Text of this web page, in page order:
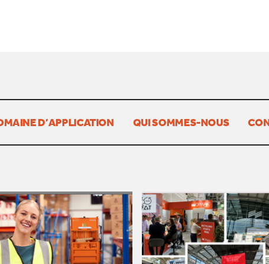
D’APPLICATION QUI SOMMES-NOUS